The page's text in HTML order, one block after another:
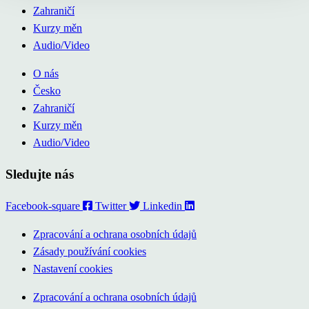
Zahraničí
Kurzy měn
Audio/Video
O nás
Česko
Zahraničí
Kurzy měn
Audio/Video
Sledujte nás
Facebook-square Twitter Linkedin
Zpracování a ochrana osobních údajů
Zásady používání cookies
Nastavení cookies
Zpracování a ochrana osobních údajů